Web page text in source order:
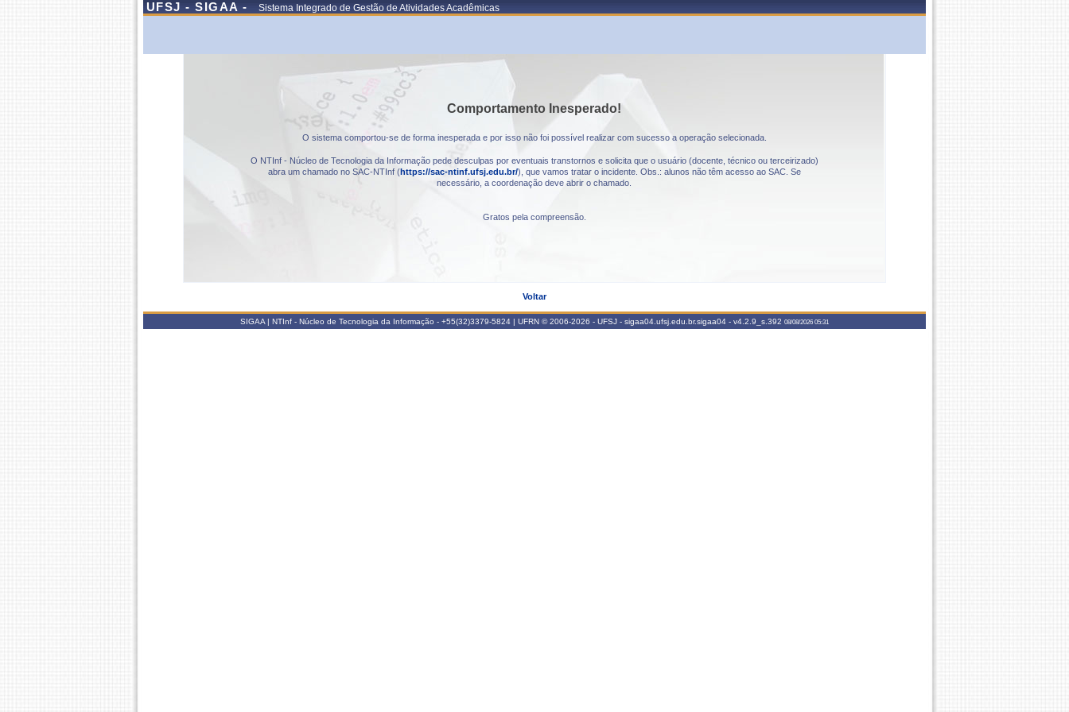
UFSJ - SIGAA - Sistema Integrado de Gestão de Atividades Acadêmicas
Comportamento Inesperado!
O sistema comportou-se de forma inesperada e por isso não foi possível realizar com sucesso a operação selecionada.
O NTInf - Núcleo de Tecnologia da Informação pede desculpas por eventuais transtornos e solicita que o usuário (docente, técnico ou terceirizado)
abra um chamado no SAC-NTInf (https://sac-ntinf.ufsj.edu.br/), que vamos tratar o incidente. Obs.: alunos não têm acesso ao SAC. Se
necessário, a coordenação deve abrir o chamado.
Gratos pela compreensão.
Voltar
SIGAA | NTInf - Núcleo de Tecnologia da Informação - +55(32)3379-5824 | UFRN © 2006-2026 - UFSJ - sigaa04.ufsj.edu.br.sigaa04 - v4.2.9_s.392 08/08/2026 05:31